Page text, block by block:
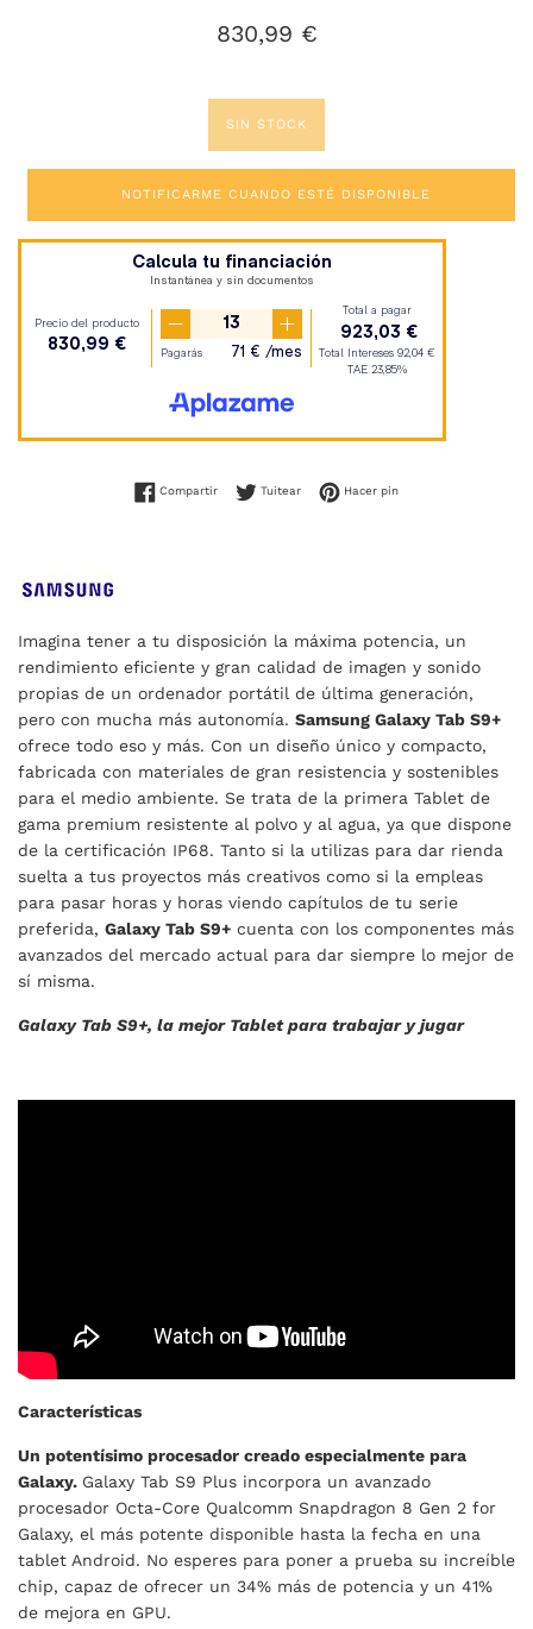
Precio
830,99 €
SIN STOCK
NOTIFICARME CUANDO ESTÉ DISPONIBLE
CompartirCompartir en Facebook
TuitearTuitear en Twitter
Hacer pinPinear en Pinterest
Imagina tener a tu disposición la máxima potencia, un
rendimiento eficiente y gran calidad de imagen y sonido
propias de un ordenador portátil de última generación,
pero con mucha más autonomía. Samsung Galaxy Tab S9+
ofrece todo eso y más. Con un diseño único y compacto,
fabricada con materiales de gran resistencia y sostenibles
para el medio ambiente. Se trata de la primera Tablet de
gama premium resistente al polvo y al agua, ya que dispone
de la certificación IP68. Tanto si la utilizas para dar rienda
suelta a tus proyectos más creativos como si la empleas
para pasar horas y horas viendo capítulos de tu serie
preferida, Galaxy Tab S9+ cuenta con los componentes más
avanzados del mercado actual para dar siempre lo mejor de
sí misma.
Galaxy Tab S9+, la mejor Tablet para trabajar y jugar
Características
Un potentísimo procesador creado especialmente para
Galaxy. Galaxy Tab S9 Plus incorpora un avanzado
procesador Octa-Core Qualcomm Snapdragon 8 Gen 2 for
Galaxy, el más potente disponible hasta la fecha en una
tablet Android. No esperes para poner a prueba su increíble
chip, capaz de ofrecer un 34% más de potencia y un 41%
de mejora en GPU.